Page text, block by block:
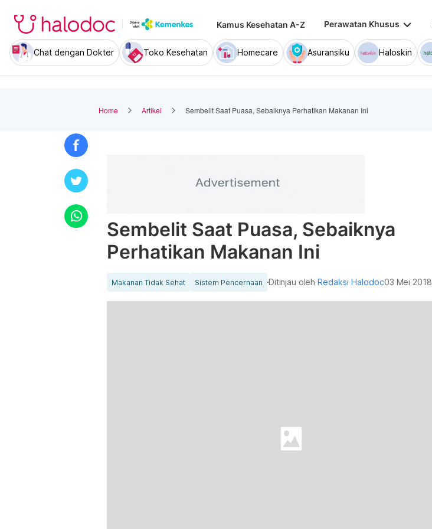
Kamus Kesehatan A-Z Perawatan Khusus keyboard_arrow_down
Chat dengan Dokter Toko Kesehatan Homecare Asuransiku Haloskin
Home Artikel Sembelit Saat Puasa, Sebaiknya Perhatikan Makanan Ini
Sembelit Saat Puasa, Sebaiknya
Perhatikan Makanan Ini
Makanan Tidak Sehat Sistem Pencernaan Ditinjau olehRedaksi Halodoc03 Mei 2018